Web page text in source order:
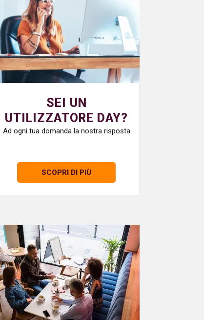
SEI UN
UTILIZZATORE DAY?
Ad ogni tua domanda la nostra risposta
SCOPRI DI PIÙ